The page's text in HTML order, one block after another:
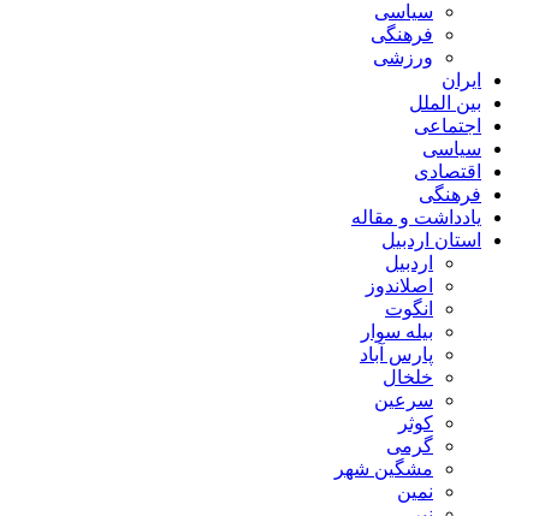
سیاسی
فرهنگی
ورزشی
ایران
بین الملل
اجتماعی
سیاسی
اقتصادی
فرهنگی
یادداشت و مقاله
استان اردبیل
اردبیل
اصلاندوز
انگوت
بیله سوار
پارس آباد
خلخال
سرعین
کوثر
گرمی
مشگین شهر
نمین